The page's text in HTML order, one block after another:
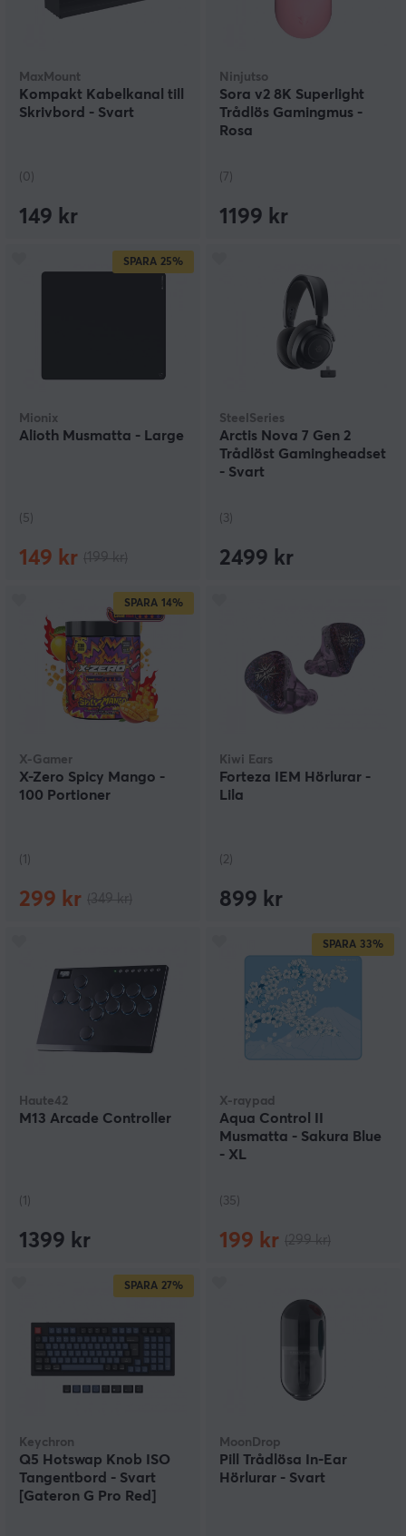
MaxMount
Kompakt Kabelkanal till
Skrivbord - Svart
(0)
149 kr
Ninjutso
Sora v2 8K Superlight
Trådlös Gamingmus -
Rosa
(7)
1199 kr
SPARA 25%
Mionix
Alioth Musmatta - Large
(5)
149 kr
SteelSeries
Arctis Nova 7 Gen 2
Trådlöst Gamingheadset
- Svart
(3)
2499 kr
SPARA 14%
X-Gamer
X-Zero Spicy Mango -
100 Portioner
(1)
299 kr
Kiwi Ears
Forteza IEM Hörlurar -
Lila
(2)
899 kr
Haute42
M13 Arcade Controller
(1)
1399 kr
SPARA 33%
X-raypad
Aqua Control II
Musmatta - Sakura Blue
- XL
(35)
199 kr
SPARA 27%
Keychron
Q5 Hotswap Knob ISO
Tangentbord - Svart
[Gateron G Pro Red]
MoonDrop
Pill Trådlösa In-Ear
Hörlurar - Svart